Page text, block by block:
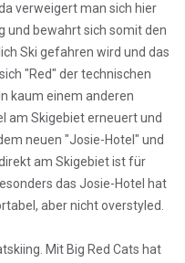
verweigert man sich hier
und bewahrt sich somit den
Ski gefahren wird und das
"Red" der technischen
kaum einem anderen
am Skigebiet erneuert und
neuen "Josie-Hotel" und
am Skigebiet ist für
das Josie-Hotel hat
aber nicht overstyled.
Mit Big Red Cats hat